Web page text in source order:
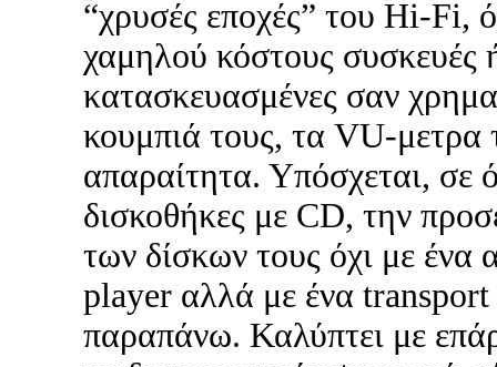
“χρυσές εποχές” του Hi-Fi,
χαμηλού κόστους συσκευές
κατασκευασμένες σαν
κουμπιά τους, τα VU-μετρα
απαραίτητα. Υπόσχεται, σε
δισκοθήκες με CD, την
των δίσκων τους όχι με ένα
player αλλά με ένα transport
παραπάνω. Καλύπτει με